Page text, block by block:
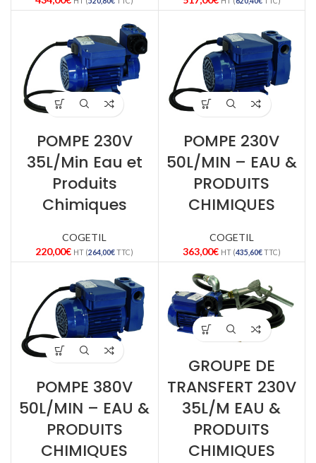
POMPE 230V
35L/Min Eau et
Produits
Chimiques
COGETIL
220,00€ HT (264,00€TTC)
POMPE 230V
50L/MIN – EAU &
PRODUITS
CHIMIQUES
COGETIL
363,00€ HT (435,60€TTC)
POMPE 380V
50L/MIN – EAU &
PRODUITS
CHIMIQUES
GROUPE DE
TRANSFERT 230V
35L/M EAU &
PRODUITS
CHIMIQUES